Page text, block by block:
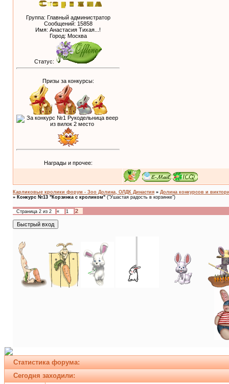
Группа: Главный администратор
Сообщений: 15858
Имя: Анастасия Тихая...!
Город: Москва
Статус:
Призы за конкурсы:
Награды и прочее:
Карликовые кролики форум - Зоо Долина, ОЛДК Династия » Долина конкурсов и
» Конкурс №13 "Корзинка с кроликом" ("Ушастая радость в корзинке")
Страница 2 из 2 « 1 2
Статистика форума:
Сегодня заходили: